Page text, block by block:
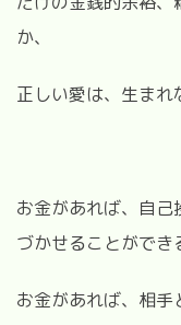
か、
正しい愛は、生まれ
お金があれば、自
づかせることができ
お金があれば、相